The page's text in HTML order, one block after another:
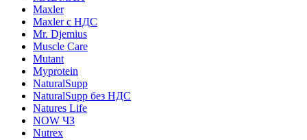
Maxler
Maxler с НДС
Mr. Djemius
Muscle Care
Mutant
Myprotein
NaturalSupp
NaturalSupp без НДС
Natures Life
NOW ЧЗ
Nutrex